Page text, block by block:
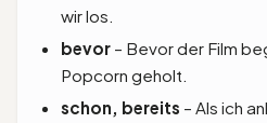
wir los.
bevor – Bevor der Film
Popcorn geholt.
schon, bereits – Als ich